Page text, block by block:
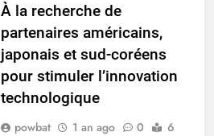
À la recherche de
partenaires américains,
japonais et sud-coréens
pour stimuler l’innovation
technologique
powbat 1 an ago 0
6